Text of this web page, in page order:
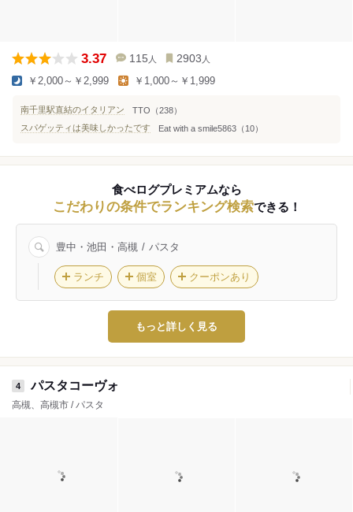
3.37 115 人 2903 人
￥2,000～￥2,999 ￥1,000～￥1,999
南千里駅直結のイタリアン
TTO（238）
スパゲッティは美味しかったです
Eat with a smile5863（10）
食べログプレミアムなら
こだわりの条件でランキング検索できる！
豊中・池田・高槻 パスタ
ランチ 個室 クーポンあり
もっと詳しく見る
4 パスタコーヴォ
高槻、高槻市 / パスタ